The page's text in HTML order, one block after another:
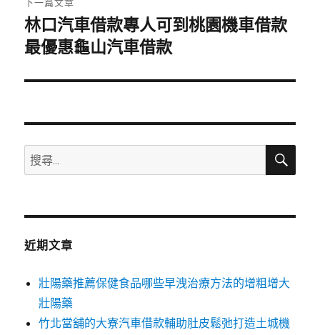
下
一
文
林口汽車借款專人可到桃園機車借款
最優惠龜山汽車借款
搜
尋
鍵
搜
近期文章
壯陽藥推薦保健食品哪些早洩治療方法的增粗增大
壯陽藥
竹北當舖的大寮汽車借款輔助肚皮鬆弛打造土城機